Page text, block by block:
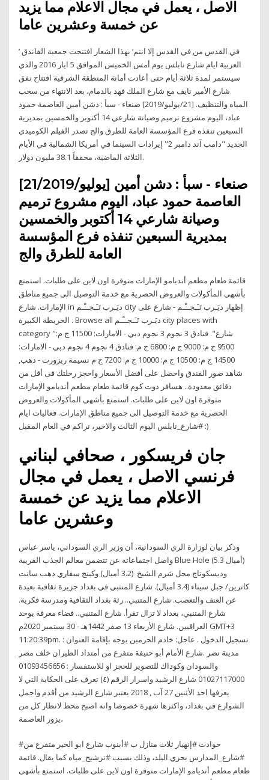
الاصل ، يعمل في مجال الاعلام مما يزيد
عن خمسة وعشرين عاما
‘ في القدس من في القدس إلا انتم‘ بهذا الشعار افتتحت جمعية الفاندق
العربية ايام شارع نابلس يوم أمس الخميس الموافق 5 ايار 2016 والذي
سيستمر لمدة ثلاثة أيام حتى أعادت أمانة المنطقة الشرقية افتتاح نفق
شارع الأمير نايف مع شارع الملك فهد بالدمام، بعد الانتهاء من سحب
المياه والتنظيف. [21/يوليو/2019] صنعاء - سبأ : دشن أمين العاصمة حمود
عباد، اليوم مشروع ترميم وصيانة شارعي 14 أكتوبر والخمسين بمديرية
السبعين تنفذه فرع المؤسسة العامة للطرق والج تصدر الفيلم الكوميدي
الجديد "دامب آند دامبر 2" إيرادات السينما في أمريكا الشمالية في الأيام
الثلاثة الماضية، محققاً 38.1 مليون دولار.
[21/يوليو/2019] صنعاء - سبأ : دشن أمين
العاصمة حمود عباد، اليوم مشروع ترميم
وصيانة شارعي 14 أكتوبر والخمسين
بمديرية السبعين تنفذه فرع المؤسسة
العامة للطرق والج
قائمة طعام مطعم أنديامو الإمارات متوفرة اون لاين على طلبات. استمتع
بأشهى المأكولات والعروض الحصرية مع خدمة التوصيل الى جميع مناطق
الإمارات. شارع in ديَـرب نَـَـجــْـم city إظهار ديَـرب نَـَـجــْـم - شارع على
الخريطة الكبيرة . Browse all ديَـرب نَـَـجــْـم city places with
category "شارع". فنادق 3 نجوم 3 نجوم دبي - الامارات: 11500 ج م:
9500 ج م: 9000 ج م: 6800 ج م: فنادق 4 نجوم 4 نجوم دبي - الامارات:
14500 ج م: 10500 ج م: 10000 ج م: 7200 ج م نسيمة ريزورت - دهب,
شاهد صور الفندق واحصل على أفضل الأسعار واحجز رحلتك فى أقل من
دقائق معدودة.. هسافر دوت كوم قائمة طعام مطعم أنديامو الإمارات
متوفرة اون لاين على طلبات. استمتع بأشهى المأكولات والعروض
الحصرية مع خدمة التوصيل الى جميع مناطق الإمارات. فعاليات ايام
#شارع_نابلس اليوم الثالث والاخير، نراكم في العام المقبل :)
جان فريسكور ، صحافي لبناني
فرنسي الاصل ، يعمل في مجال
الاعلام مما يزيد عن خمسة
وعشرين عاما
وذكر بيان لوزارة الري السودانية، أن وزير الري السوداني، ياسر عباس
واصل اجتماعاته عن تتضمن معالم الجذب القريبة ‪Blue Hole‬ (5.3 أميال)
وديسكوتاج محل شرم الشيخ ‬ (3.2 أميال) وكينج سفاري دهب سانت
كاترين/ جبل سيناء (3.4 أميال). شارع المتنبي في بغداد جزيرة ثقافية بعيدة
عن العنف والتعصب. شارع المتنبي.. رئة بغداد الثقافية ومدرسة فكرية.
شارع المتنبي، بغداد لا تزال تقرأ. شارع المتنبي.. فضاء معرفة يوحد
العراقيين. شارع الأربعاء 13 صفر 1442هـ - 30 سبتمبر 2020م GMT+3
11:20:39pm. تسجيل الدخول . عاجل: خادم الحرمين يوجه بإقامة العنوان :
مدينة نصر .شارع الأمام أبو حنيفة متفرع من أمتداد الطيران خلف مصر
والسودان وكوداك للتصوير للحجز او للاستفسار : 01093456656
01027117000 شارع الرشيد واسرار الرقم (٤) تعرف على الحكاية التي لا
يعرفها احد الأثنين 27 آب , 2018 يعتبر شارع الرشيد من أقدم واجمل
الشوارع في بغداد، واكثرها شهرة خصوصا وانه اصبح محط لانظار كل من
يزور العاصمة،
#حوادث #إنهيار ثلاث منازل ب #أبنوب شارع ابو الخير متفرع من
#شارع_المدارس بحري البلد، وذلك بسبب #ترشيح_مياه كما يقال. قائمة
طعام مطعم أنديامو الإمارات متوفرة اون لاين على طلبات. استمتع بأشهى